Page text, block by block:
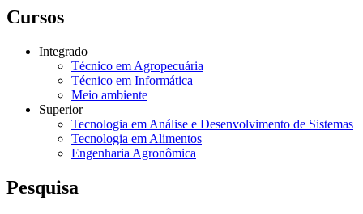
Cursos
Integrado
Técnico em Agropecuária
Técnico em Informática
Meio ambiente
Superior
Tecnologia em Análise e Desenvolvimento de Sistemas
Tecnologia em Alimentos
Engenharia Agronômica
Pesquisa